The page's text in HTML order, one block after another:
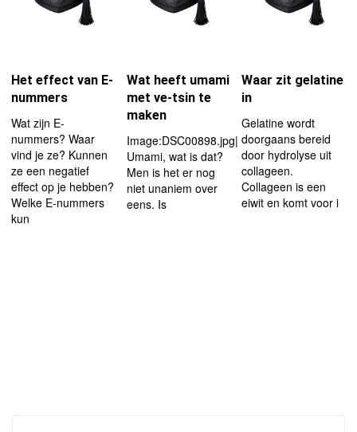
Het effect van E-
nummers
Wat zijn E-
nummers? Waar
vind je ze? Kunnen
ze een negatief
effect op je hebben?
Welke E-nummers
kun
Wat heeft umami
met ve-tsin te
maken
Image:DSC00898.jpg|left|thumb|180px
Umami, wat is dat?
Men is het er nog
niet unaniem over
eens. Is
Waar zit gelatine
in
Gelatine wordt
doorgaans bereid
door hydrolyse uit
collageen.
Collageen is een
eiwit en komt voor i